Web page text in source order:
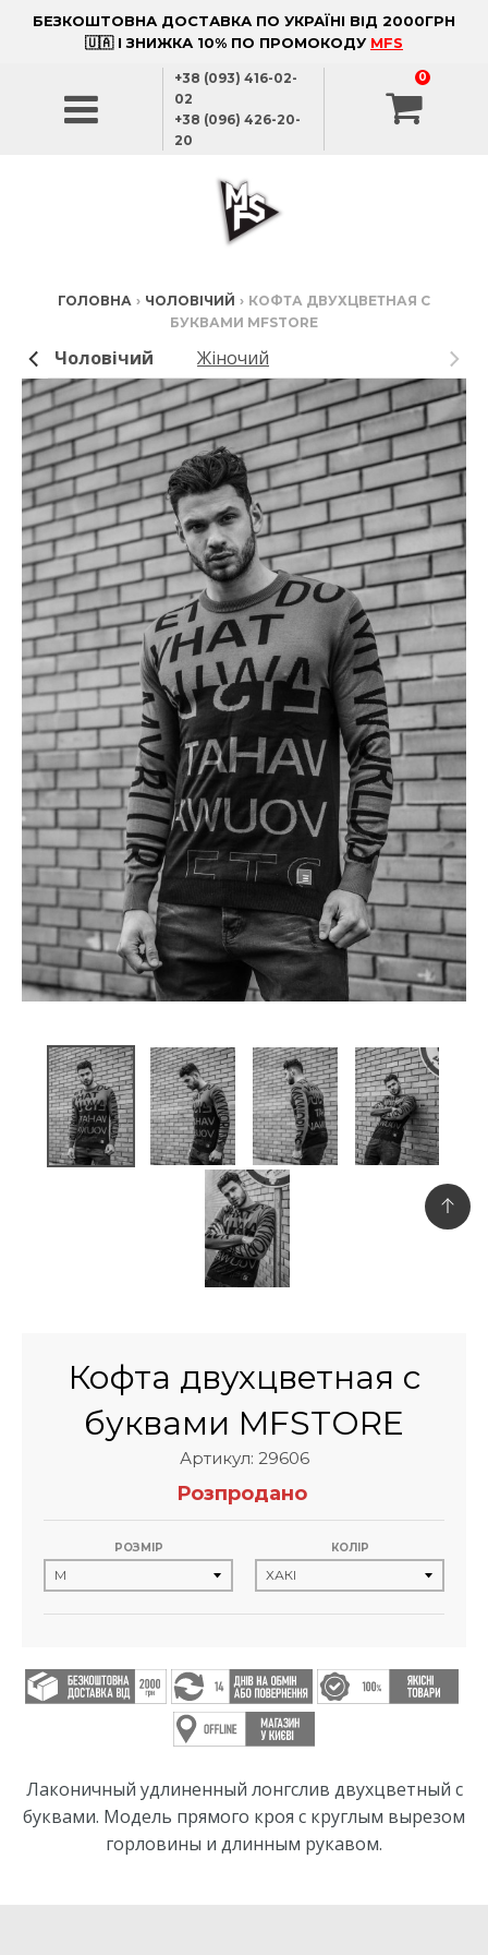
БЕЗКОШТОВНА ДОСТАВКА ПО УКРАЇНІ ВІД 2000ГРН
🇺🇦 І ЗНИЖКА 10% ПО ПРОМОКОДУ MFS
+38 (093) 416-02-
02
+38 (096) 426-20-
20
0
ГОЛОВНА › ЧОЛОВІЧИЙ › КОФТА ДВУХЦВЕТНАЯ С
БУКВАМИ MFSTORE
Чоловічий Жіночий
Кофта двухцветная с
буквами MFSTORE
Артикул: 29606
Розпродано
РОЗМІР КОЛІР
Лаконичный удлиненный лонгслив двухцветный с
буквами. Модель прямого кроя с круглым вырезом
горловины и длинным рукавом.